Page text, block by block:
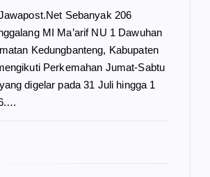
Sebanyak 206
MI Ma’arif NU 1 Dawuhan
Kedungbanteng, Kabupaten
Perkemahan Jumat-Sabtu
digelar pada 31 Juli hingga 1